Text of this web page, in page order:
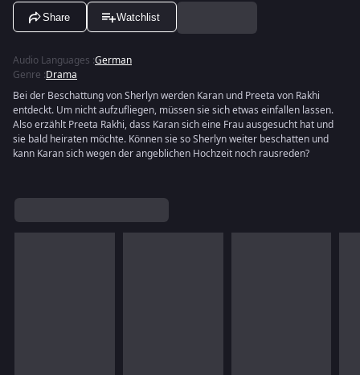
Share Watchlist
Audio Languages :German
Genre :Drama
Bei der Beschattung von Sherlyn werden Karan und Preeta von Rakhi
entdeckt. Um nicht aufzufliegen, müssen sie sich etwas einfallen lassen.
Also erzählt Preeta Rakhi, dass Karan sich eine Frau ausgesucht hat und
sie bald heiraten möchte. Können sie so Sherlyn weiter beschatten und
kann Karan sich wegen der angeblichen Hochzeit noch rausreden?